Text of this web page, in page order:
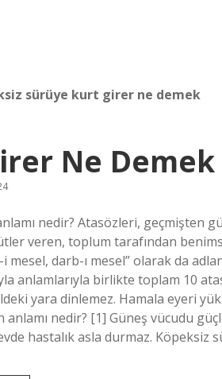
sürüye kurt girer ne demek
Ne Demek
nedir? Atasözleri, geçmişten
veren, toplum tarafından
i mesel, darb-ı mesel” olarak da
anlamlarıyla birlikte toplam 10
yara dinlemez. Hamala eyeri
nedir? [1] Güneş vücudu
hastalık asla durmaz. Köpeksiz